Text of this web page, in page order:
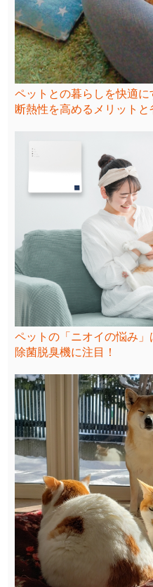
ペットとの暮らしを快適
断熱性を高めるメリット
ペットの「ニオイの悩み
除菌脱臭機に注目！